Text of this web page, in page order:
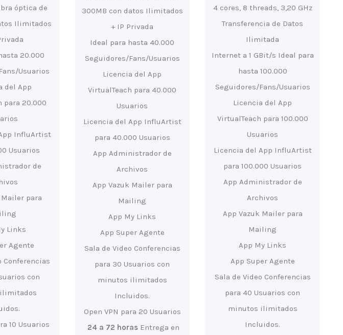
óptica de
Ilimitados
20.000
Usuarios
del App
para 20.000
InfluArtist
Usuarios
de
Mailer para
Links
Agente
Conferencias
con
10 Usuarios
300MB con datos Ilimitados
+ IP Privada
Ideal para hasta 40.000
Seguidores/Fans/Usuarios
Licencia del App
VirtualTeach para 40.000
Usuarios
Licencia del App InfluArtist
para 40.000 Usuarios
App Administrador de
Archivos
App Vazuk Mailer para
Mailing
App My Links
App Super Agente
Sala de Video Conferencias
para 30 Usuarios con
minutos ilimitados
Incluidos.
Open VPN para 20 Usuarios
24 a 72 horas Entrega en
4 cores, 8 threads, 3,20 GHz
Transferencia de Datos
Ilimitada
Internet a 1 GBit/s Ideal para
hasta 100.000
Seguidores/Fans/Usuarios
Licencia del App
VirtualTeach para 100.000
Usuarios
Licencia del App InfluArtist
para 100.000 Usuarios
App Administrador de
Archivos
App Vazuk Mailer para
Mailing
App My Links
App Super Agente
Sala de Video Conferencias
para 40 Usuarios con
minutos ilimitados
Incluidos.